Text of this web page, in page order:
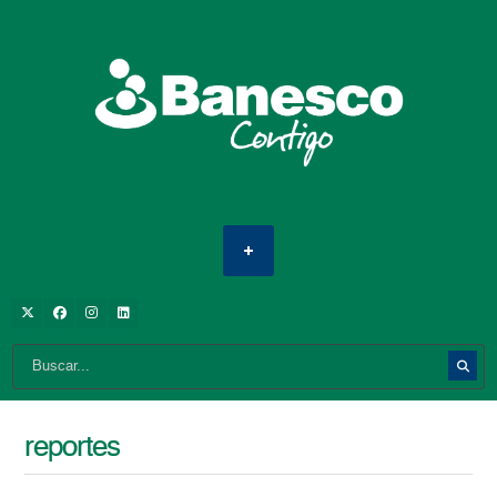
reportes